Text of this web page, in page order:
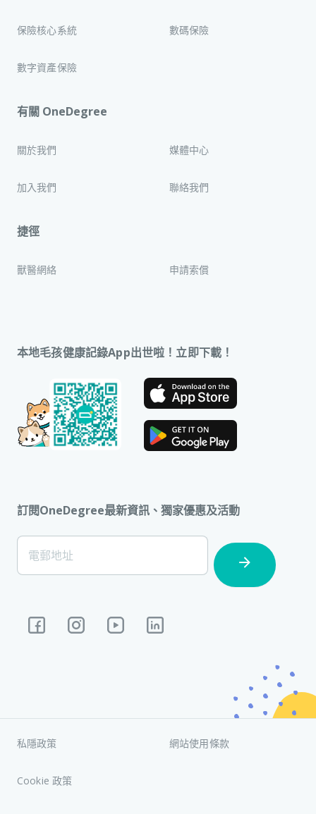
保險核心系統 數碼保險
數字資產保險
有關 OneDegree
關於我們 媒體中心
加入我們 聯絡我們
捷徑
獸醫網絡 申請索償
本地毛孩健康記錄App出世啦！立即下載！
訂閱OneDegree最新資訊、獨家優惠及活動
[Footer]
Subscription
電郵地址
私隱政策 網站使用條款
Cookie 政策